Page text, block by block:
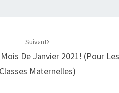
Suivant
De Janvier 2021! (pour Les
Classes Maternelles)